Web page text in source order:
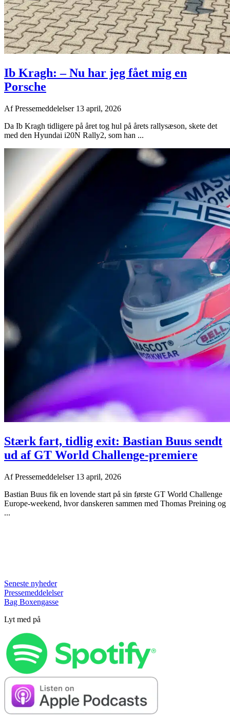
Ib Kragh: – Nu har jeg fået mig en
Porsche
AfPressemeddelelser 13 april, 2026
Da Ib Kragh tidligere på året tog hul på årets rallysæson, skete det
med den Hyundai i20N Rally2, som han ...
Stærk fart, tidlig exit: Bastian Buus sendt
ud af GT World Challenge-premiere
AfPressemeddelelser 13 april, 2026
Bastian Buus fik en lovende start på sin første GT World Challenge
Europe-weekend, hvor danskeren sammen med Thomas Preining og
...
Seneste nyheder
Pressemeddelelser
Bag Boxengasse
Lyt med på